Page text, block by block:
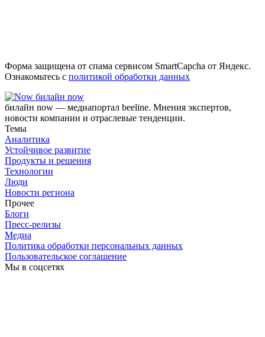
Форма защищена от спама сервисом SmartCapcha от Яндекс.
Ознакомьтесь с политикой обработки данных
билайн now
билайн now — медиапортал beeline. Мнения экспертов,
новости компании и отраслевые тенденции.
Темы
Аналитика
Устойчивое развитие
Продукты и решения
Технологии
Люди
Новости региона
Прочее
Блоги
Пресс-релизы
Медиа
Политика обработки персональных данных
Пользовательское соглашение
Мы в соцсетях